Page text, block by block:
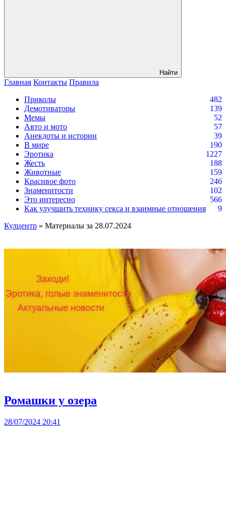
Найти
Главная Контакты Правила
Приколы
482
Демотиваторы
139
Мемы
52
Авто и мото
57
Анекдоты и истории
39
В мире
190
Эротика
1227
Жесть
188
Животные
159
Красивое фото
246
Знаменитости
102
Это интересно
566
Как улучшить технику секса и взаимные отношения
9
Кулцентр » Материалы за 28.07.2024
Ромашки у озера
28/07/2024 20:41